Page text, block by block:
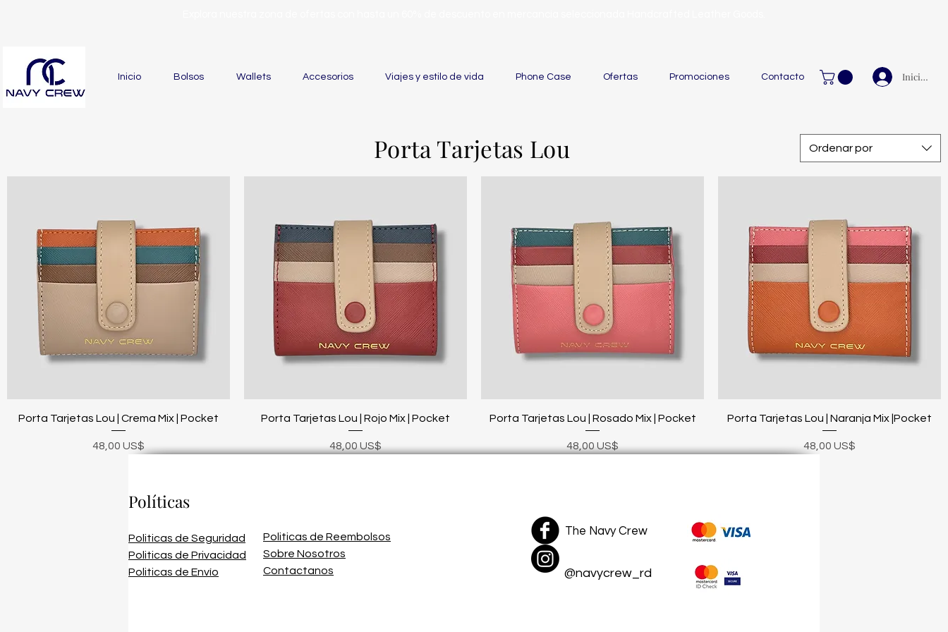
Inicio Bolsos Wallets Accesorios Viajes y estilo de vida Phone Case Ofertas Promociones Contacto Iniciar
Ordenar por
Vista rápida
Porta Tarjetas Lou | Crema Mix | Pocket
Precio
48,00 US$
Vista rápida
Porta Tarjetas Lou | Rojo Mix | Pocket
Precio
48,00 US$
Vista rápida
Porta Tarjetas Lou | Rosado Mix | Pocket
Precio
48,00 US$
Vista rápida
Porta Tarjetas Lou | Naranja Mix |Pocket
Precio
48,00 US$
Porta Tarjetas Lou
Políticas
Politicas de Seguridad
Politicas de Privacidad
Politicas de Envío
Politicas de Reembolsos
Sobre Nosotros
Contactanos
The Navy Crew
@navycrew_rd